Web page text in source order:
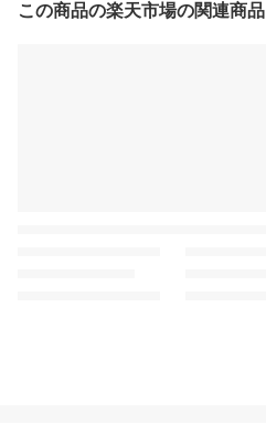
この商品の楽天市場の関連商品